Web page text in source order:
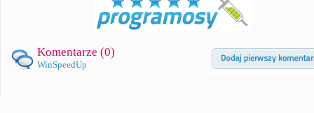
Komentarze (0)
WinSpeedUp